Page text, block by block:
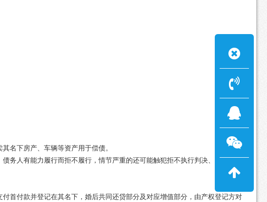
名下房产、车辆等资产用于偿债。
务人有能力履行而拒不履行，情节严重的还可能触犯拒不执行判决、裁定罪，
首付款并登记在其名下，婚后共同还贷部分及对应增值部分，由产权登记方对